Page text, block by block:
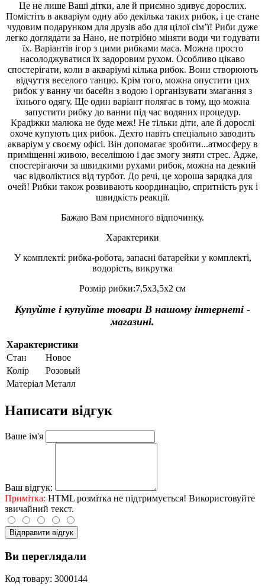
Це не лише Ваші дітки, але й приємно здивує дорослих.
Помістіть в акваріум одну або декілька таких рибок, і це стане
чудовим подарунком для друзів або для цілої сім’ї! Риби дуже
легко доглядати за Нано, не потрібно міняти води чи годувати
їх. Варіантів ігор з цими рибками маса. Можна просто
насолоджуватися їх задоровим рухом. Особливо цікаво
спостерігати, коли в акваріумі кілька рибок. Вони створюють
відчуття веселого танцю. Крім того, можна опустити цих
рибок у ванну чи басейн з водою і організувати змагання з
їхнього одягу. Ще один варіант полягає в тому, що можна
запустити рибку до ванни під час водяних процедур.
Крадіжки малюка не буде меж! Не тільки діти, але й дорослі
охоче купують цих рибок. Дехто навіть спеціально заводить
акваріум у своєму офісі. Він допомагає зробити...атмосферу в
приміщенні живою, веселішою і дає змогу зняти стрес. Адже,
спостерігаючи за швидкими рухами рибок, можна на деякий
час відволіктися від турбот. До речі, це хороша зарядка для
очей! Рибки також розвивають координацію, спритність рук і
швидкість реакції.
Бажаю Вам приємного відпочинку.
Характерики
У комплекті: рибка-робота, запасні батарейки у комплекті,
водорість, викрутка
Розмір рибки:7,5х3,5х2 см
Купуйте і купуйте товари В нашому інтернеті -
магазині.
Характеристики
Стан
Новое
Колір
Розовый
Матеріал Металл
Написати відгук
Ваше ім'я
Ваш відгук:
Примітка: HTML розмітка не підтримується! Використовуйте
звичайний текст.
Відправити відгук
Ви переглядали
Код товару: 3000144